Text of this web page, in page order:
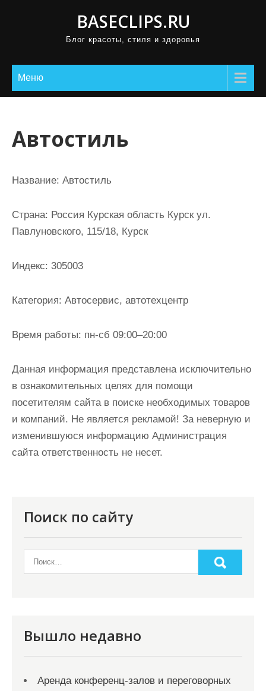
BASECLIPS.RU
Блог красоты, стиля и здоровья
Меню
Автостиль
Название: Автостиль
Страна: Россия Курская область Курск ул.
Павлуновского, 115/18, Курск
Индекс: 305003
Категория: Автосервис, автотехцентр
Время работы: пн-сб 09:00–20:00
Данная информация представлена исключительно
в ознакомительных целях для помощи
посетителям сайта в поиске необходимых товаров
и компаний. Не является рекламой! За неверную и
изменившуюся информацию Администрация
сайта ответственность не несет.
Поиск по сайту
Вышло недавно
Аренда конференц-залов и переговорных